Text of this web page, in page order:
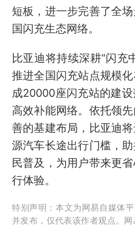
短板，进一步完善了全
国闪充生态网络。
比亚迪将持续深耕“闪充
推进全国闪充站点规模
成20000座闪充站的建
高效补能网络。依托领
善的基建布局，比亚迪
源汽车长途出行门槛，
民普及，为用户带来更
行体验。
特别声明：本文为网易自媒体
并发布，仅代表该作者观点。